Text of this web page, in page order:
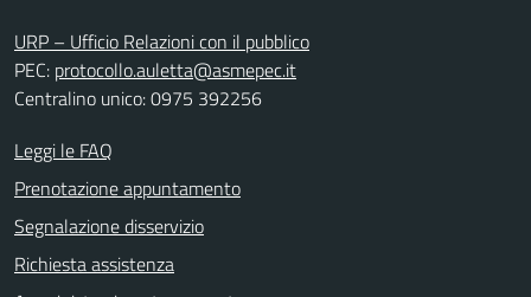
URP – Ufficio Relazioni con il pubblico
PEC: protocollo.auletta@asmepec.it
Centralino unico: 0975 392256
Leggi le FAQ
Prenotazione appuntamento
Segnalazione disservizio
Richiesta assistenza